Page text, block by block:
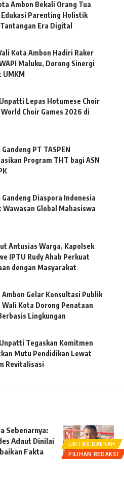
Ambon Bekali Orang Tua
Edukasi Parenting Holistik
Era Digital
Kota Ambon Hadiri Raker
Maluku, Dorong Sinergi
UMKM
Lepas Hotumese Choir
Choir Games 2026 di
PT TASPEN
Program THT bagi ASN
Diaspora Indonesia
Wawasan Global Mahasiswa
Antusias Warga, Kapolsek
IPTU Rudy Ahab Perkuat
dengan Masyarakat
Ambon Gelar Konsultasi Publik
Wali Kota Dorong Penataan
Lingkungan
Tegaskan Komitmen
Mutu Pendidikan Lewat
Revitalisasi
LINTAS DAERAH
PILIHAN REDAKSI
Sebenarnya:
Adaut Dinilai
Fakta